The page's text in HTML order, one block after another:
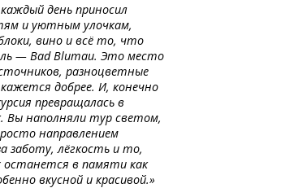
день приносил
и уютным улочкам,
вино и всё то, что
— Bad Blumau. Это место
разноцветные
добрее. И, конечно
превращалась в
Вы наполняли тур светом,
направлением
заботу, лёгкость и то,
в памяти как
вкусной и красивой.»